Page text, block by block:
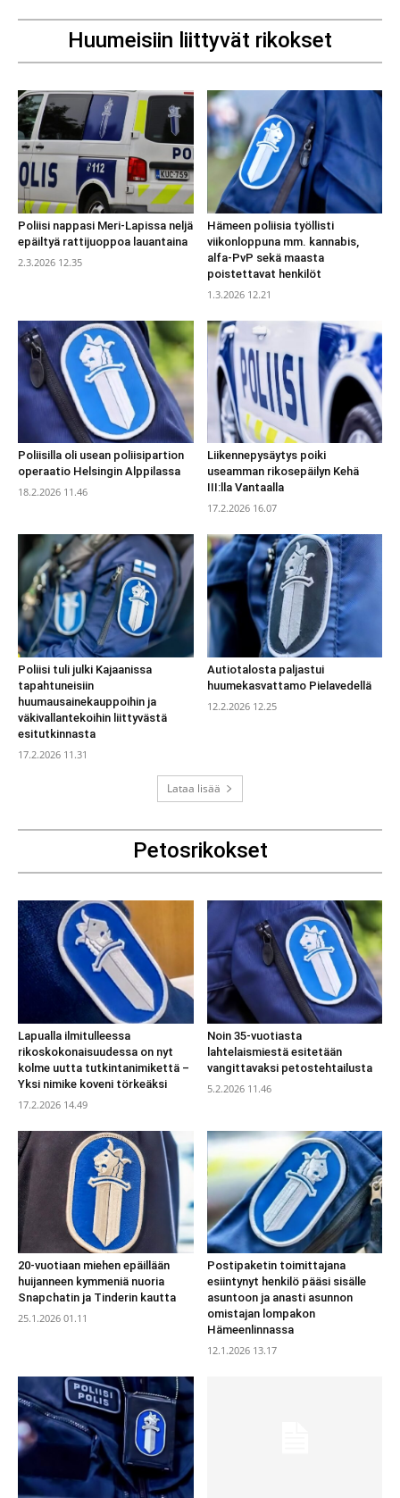
Huumeisiin liittyvät rikokset
Poliisi nappasi Meri-Lapissa neljä
epäiltyä rattijuoppoa lauantaina
2.3.2026 12.35
Hämeen poliisia työllisti
viikonloppuna mm. kannabis,
alfa-PvP sekä maasta
poistettavat henkilöt
1.3.2026 12.21
Poliisilla oli usean poliisipartion
operaatio Helsingin Alppilassa
18.2.2026 11.46
Liikennepysäytys poiki
useamman rikosepäilyn Kehä
III:lla Vantaalla
17.2.2026 16.07
Poliisi tuli julki Kajaanissa
tapahtuneisiin
huumausainekauppoihin ja
väkivallantekoihin liittyvästä
esitutkinnasta
17.2.2026 11.31
Autiotalosta paljastui
huumekasvattamo Pielavedellä
12.2.2026 12.25
Lataa lisää
Petosrikokset
Lapualla ilmitulleessa
rikoskokonaisuudessa on nyt
kolme uutta tutkintanimikettä –
Yksi nimike koveni törkeäksi
17.2.2026 14.49
Noin 35-vuotiasta
lahtelaismiestä esitetään
vangittavaksi petostehtailusta
5.2.2026 11.46
20-vuotiaan miehen epäillään
huijanneen kymmeniä nuoria
Snapchatin ja Tinderin kautta
25.1.2026 01.11
Postipaketin toimittajana
esiintynyt henkilö pääsi sisälle
asuntoon ja anasti asunnon
omistajan lompakon
Hämeenlinnassa
12.1.2026 13.17